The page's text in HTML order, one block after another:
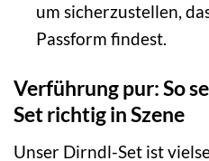
um sicherzustellen,
Passform findest.
Verführung pur: So
Set richtig in Szene
Unser Dirndl-Set ist